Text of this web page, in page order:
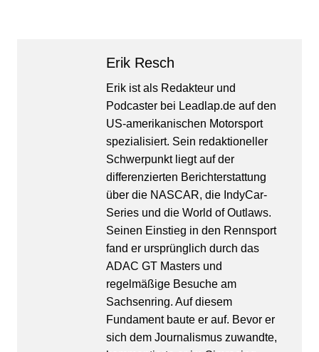
Erik Resch
Erik ist als Redakteur und
Podcaster bei Leadlap.de auf den
US-amerikanischen Motorsport
spezialisiert. Sein redaktioneller
Schwerpunkt liegt auf der
differenzierten Berichterstattung
über die NASCAR, die IndyCar-
Series und die World of Outlaws.
Seinen Einstieg in den Rennsport
fand er ursprünglich durch das
ADAC GT Masters und
regelmäßige Besuche am
Sachsenring. Auf diesem
Fundament baute er auf. Bevor er
sich dem Journalismus zuwandte,